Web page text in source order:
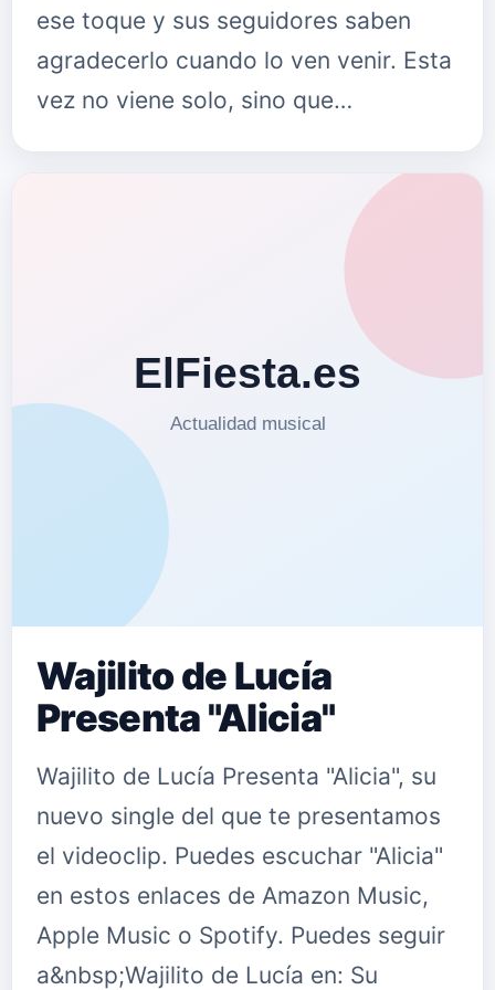
ese toque y sus seguidores saben
agradecerlo cuando lo ven venir. Esta
vez no viene solo, sino que…
Wajilito de Lucía
Presenta "Alicia"
Wajilito de Lucía Presenta "Alicia", su
nuevo single del que te presentamos
el videoclip. Puedes escuchar "Alicia"
en estos enlaces de Amazon Music,
Apple Music o Spotify. Puedes seguir
a&nbsp;Wajilito de Lucía en: Su